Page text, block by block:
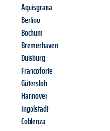
Aquisgrana
Berlino
Bochum
Bremerhaven
Duisburg
Francoforte
Gütersloh
Hannover
Ingolstadt
Coblenza